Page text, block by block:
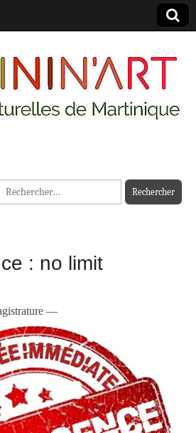
Rechercher :
: no limit
—